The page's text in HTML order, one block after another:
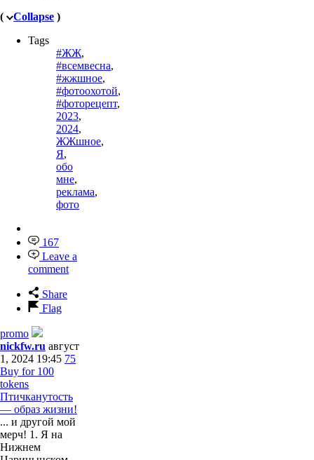
(
Collapse )
Tags
#ЖЖ,
#всемвесна,
#жжшное,
#фотоохотой,
#фоторецепт,
2023,
2024,
ЖЖшное,
Я,
обо
мне,
реклама,
фото
167
Leave a
comment
Share
Flag
promo
nickfw.ru август
1, 2024 19:45 75
Buy for 100
tokens
Птичканутость
— образ жизни!
... и другой мой
мерч! 1. Я на
Нижнем